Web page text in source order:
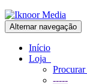
Alternar navegação
Início
Loja
-----